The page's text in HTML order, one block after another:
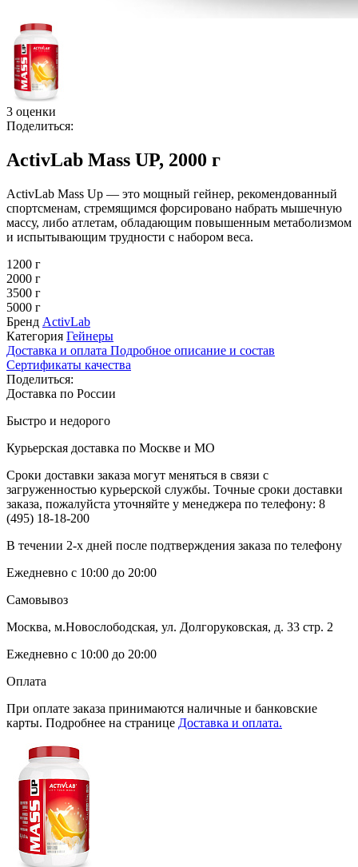
3 оценки
Поделиться:
ActivLab Mass UP, 2000 г
ActivLab Mass Up — это мощный гейнер, рекомендованный
спортсменам, стремящимся форсировано набрать мышечную
массу, либо атлетам, обладающим повышенным метаболизмом
и испытывающим трудности с набором веса.
1200 г
2000 г
3500 г
5000 г
Бренд ActivLab
Категория Гейнеры
Доставка и оплата Подробное описание и состав
Сертификаты качества
Поделиться:
Доставка по России
Быстро и недорого
Курьерская доставка по Москве и МО
Сроки доставки заказа могут меняться в связи с
загруженностью курьерской службы. Точные сроки доставки
заказа, пожалуйста уточняйте у менеджера по телефону: 8
(495) 18-18-200
В течении 2-х дней после подтверждения заказа по телефону
Ежедневно с 10:00 до 20:00
Самовывоз
Москва, м.Новослободская, ул. Долгоруковская, д. 33 стр. 2
Ежедневно с 10:00 до 20:00
Оплата
При оплате заказа принимаются наличные и банковские
карты. Подробнее на странице Доставка и оплата.